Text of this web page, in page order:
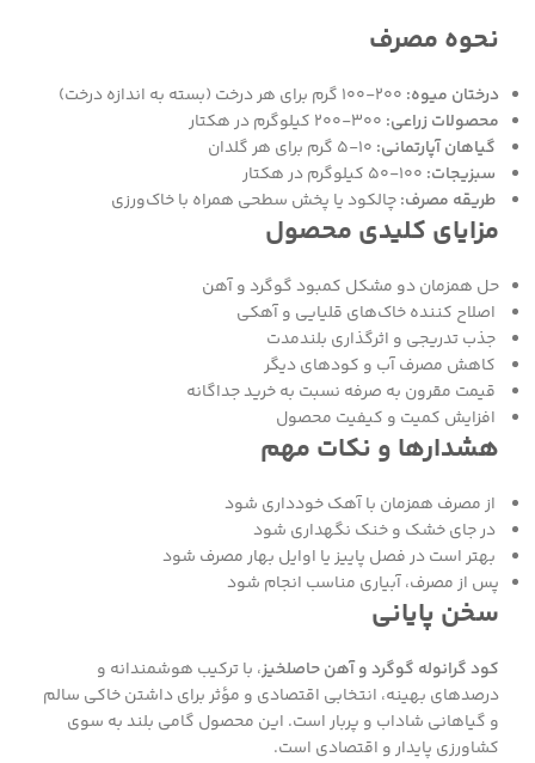
نحوه مصرف
درختان میوه:
محصولات زراعی:
گیاهان آپارتمانی:
سبزیجات:
طریقه مصرف:چالکود یا پخش سطحی همراه با خاک‌ورزی
مزایای کلیدی محصول
حل همزمان دو مشکل کمبود گوگرد و آهن
اصلاح کننده خاک‌های قلیایی و آهکی
جذب تدریجی و اثرگذاری بلندمدت
کاهش مصرف آب و کودهای دیگر
قیمت مقرون به صرفه نسبت به خرید جداگانه
افزایش کمیت و کیفیت محصول
هشدارها و نکات مهم
از مصرف همزمان با آهک خودداری شود
در جای خشک و خنک نگهداری شود
بهتر است در فصل پاییز یا اوایل بهار مصرف شود
پس از مصرف، آبیاری مناسب انجام شود
سخن پایانی
کود گرانوله گوگرد و آهن حاصلخیز، با ترکیب هوشمندانه و
درصدهای بهینه، انتخابی اقتصادی و مؤثر برای داشتن خاکی سالم
و گیاهانی شاداب و پربار است. این محصول گامی بلند به سوی
کشاورزی پایدار و اقتصادی است.